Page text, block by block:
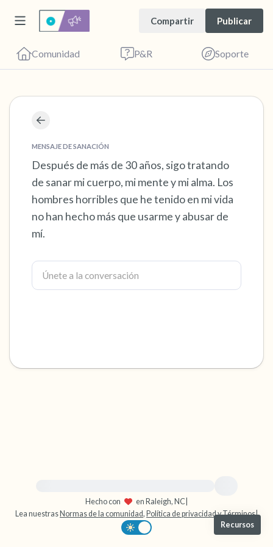
Compartir Publicar
Comunidad P&R Soporte
MENSAJE DE SANACIÓN
Después de más de 30 años, sigo tratando
de sanar mi cuerpo, mi mente y mi alma. Los
hombres horribles que he tenido en mi vida
no han hecho más que usarme y abusar de
mí.
Hecho con
en Raleigh, NC
Lea nuestras Normas de la comunidad, Política de privacidadyTérminos|
Recursos
Encuentra un lugar cómodo para sentarte.
Cierra los ojos suavemente y respira
profundamente un par de veces: inhala por la
nariz (cuenta hasta 3), exhala por la boca
(cuenta hasta 3). Ahora abre los ojos y mira a
tu alrededor. Nombra lo siguiente en voz
alta:
5 – cosas que puedes ver (puedes mirar
dentro de la habitación y por la ventana)
3 – cosas que puedes oír